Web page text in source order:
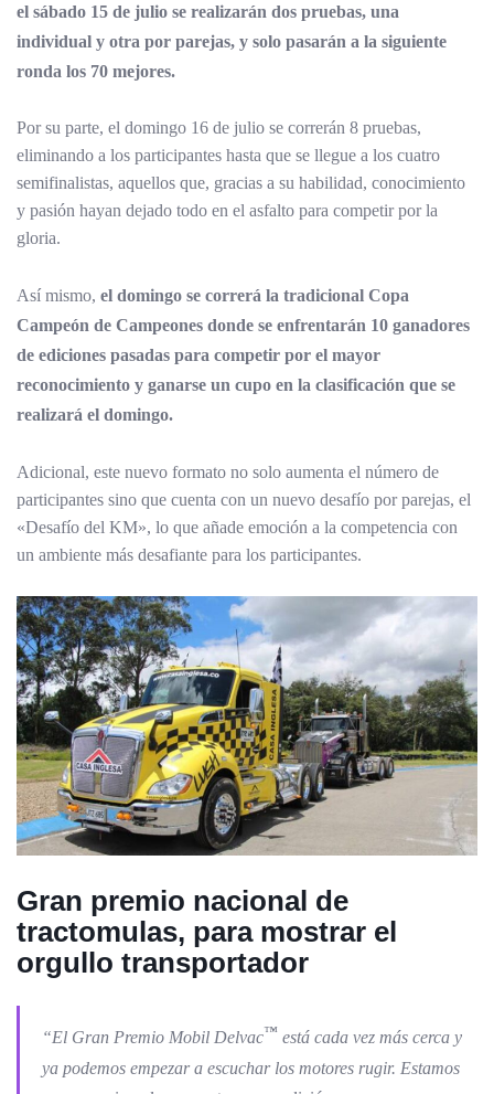
el sábado 15 de julio se realizarán dos pruebas, una
individual y otra por parejas, y solo pasarán a la siguiente
ronda los 70 mejores.
Por su parte, el domingo 16 de julio se correrán 8 pruebas,
eliminando a los participantes hasta que se llegue a los cuatro
semifinalistas, aquellos que, gracias a su habilidad, conocimiento
y pasión hayan dejado todo en el asfalto para competir por la
gloria.
Así mismo, el domingo se correrá la tradicional Copa
Campeón de Campeones donde se enfrentarán 10 ganadores
de ediciones pasadas para competir por el mayor
reconocimiento y ganarse un cupo en la clasificación que se
realizará el domingo.
Adicional, este nuevo formato no solo aumenta el número de
participantes sino que cuenta con un nuevo desafío por parejas, el
«Desafío del KM», lo que añade emoción a la competencia con
un ambiente más desafiante para los participantes.
Gran premio nacional de
tractomulas, para mostrar el
orgullo transportador
“El Gran Premio Mobil Delvac™️ está cada vez más cerca y
ya podemos empezar a escuchar los motores rugir. Estamos